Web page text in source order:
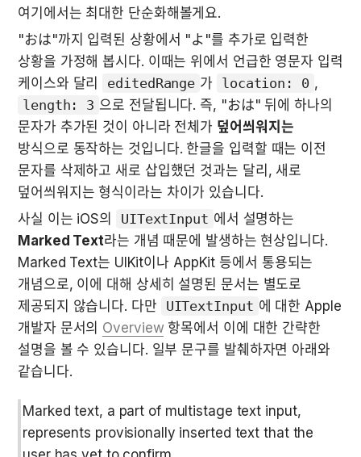
여기에서는 최대한 단순화해볼게요.
"おは"까지 입력된 상황에서 "よ"를 추가로 입력한
상황을 가정해 봅시다. 이때는 위에서 언급한 영문자 입력
케이스와 달리
editedRange 가 location: 0
length: 3 으로 전달됩니다. 즉, "おは" 뒤에 하나의
문자가 추가된 것이 아니라 전체가 덮어씌워지는
방식으로 동작하는 것입니다. 한글을 입력할 때는 이전
문자를 삭제하고 새로 삽입했던 것과는 달리, 새로
덮어씌워지는 형식이라는 차이가 있습니다.
사실 이는 iOS의
UITextInput
Marked Text라는 개념 때문에 발생하는 현상입니다.
Marked Text는 UIKit이나 AppKit 등에서 통용되는
개념으로, 이에 대해 상세히 설명된 문서는 별도로
제공되지 않습니다. 다만
UITextInput 에 대한 Apple
개발자 문서의 Overview 항목에서 이에 대한 간략한
설명을 볼 수 있습니다. 일부 문구를 발췌하자면 아래와
같습니다.
Marked text, a part of multistage text input,
represents provisionally inserted text that the